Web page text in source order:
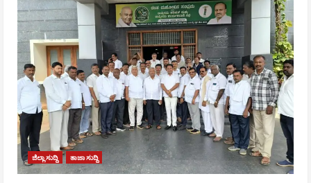
ಜಿಲ್ಲಾ ಸುದ್ದಿ ತಾಜಾ ಸುದ್ದಿ